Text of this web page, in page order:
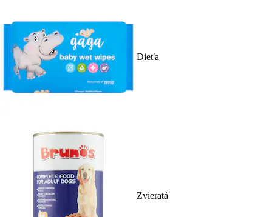
Dieťa
Zvieratá